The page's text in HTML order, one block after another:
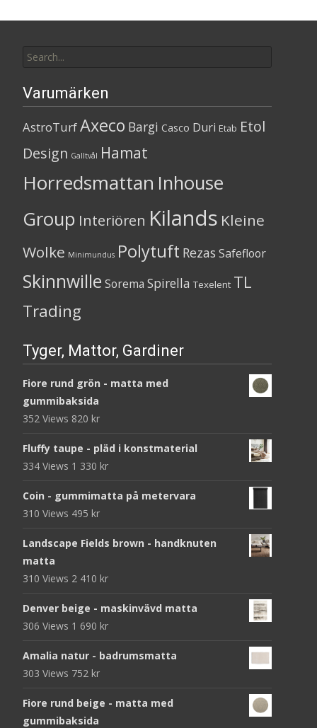
for:
Varumärken
AstroTurfAxeco Bargi Casco Duri Etab Etol
Design Galltvål Hamat
Horredsmattan Inhouse
Group Interiören Kilands Kleine
Wolke Minimundus Polytuft Rezas Safefloor
Skinnwille Sorema Spirella Texelent TL
Trading
Tyger, Mattor, Gardiner
Fiore rund grön - matta med
gummibaksida
352 Views 820 kr
Fluffy taupe - pläd i konstmaterial
334 Views 1 330 kr
Coin - gummimatta på metervara
310 Views 495 kr
Landscape Fields brown - handknuten
matta
310 Views 2 410 kr
Denver beige - maskinvävd matta
306 Views 1 690 kr
Amalia natur - badrumsmatta
303 Views 752 kr
Fiore rund beige - matta med
gummibaksida